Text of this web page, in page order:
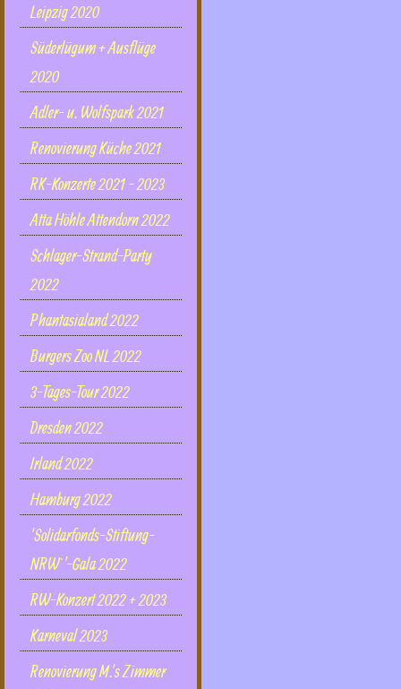
Leipzig 2020
Süderlügum + Ausflüge
2020
Adler- u. Wolfspark 2021
Renovierung Küche 2021
RK-Konzerte 2021 - 2023
Atta Höhle Attendorn 2022
Schlager-Strand-Party
2022
Phantasialand 2022
Burgers Zoo NL 2022
3-Tages-Tour 2022
Dresden 2022
Irland 2022
Hamburg 2022
'Solidarfonds-Stiftung-
NRW`'-Gala 2022
RW-Konzert 2022 + 2023
Karneval 2023
Renovierung M.'s Zimmer